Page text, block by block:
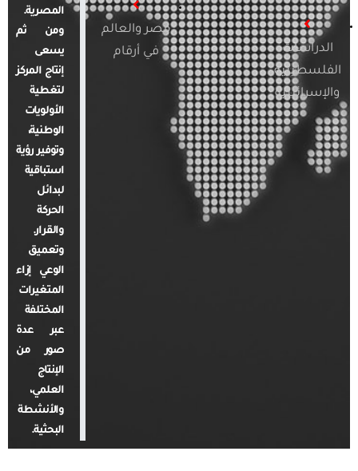
الدراسات
الفلسطينية
والإسرائيلية
مصر والعالم
في أرقام
المصرية.
ومن ثم
يسعى
إنتاج المركز
لتغطية
الأولويات
الوطنية،
وتوفير رؤية
استباقية
لبدائل
الحركة
والقرار.
وتعميق
الوعي إزاء
المتغيرات
المختلفة
عبر عدة
صور من
الإنتاج
العلمي،
والأنشطة
البحثية.